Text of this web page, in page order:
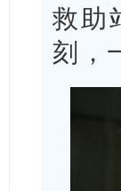
救助
刻，